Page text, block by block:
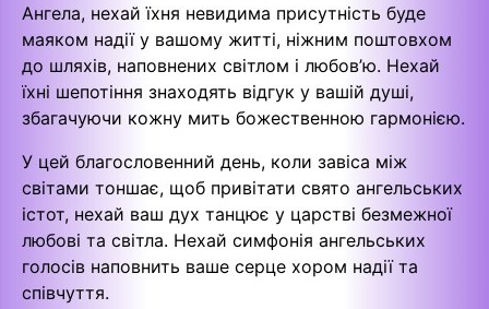
Ангела, нехай їхня невидима присутність буде
маяком надії у вашому житті, ніжним поштовхом
до шляхів, наповнених світлом і любов’ю. Нехай
їхні шепотіння знаходять відгук у вашій душі,
збагачуючи кожну мить божественною гармонією.
У цей благословенний день, коли завіса між
світами тоншає, щоб привітати свято ангельських
істот, нехай ваш дух танцює у царстві безмежної
любові та світла. Нехай симфонія ангельських
голосів наповнить ваше серце хором надії та
співчуття.